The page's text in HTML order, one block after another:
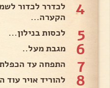
4
לכדרר לכדור
הקערה...
5 לכסות בנילון...
6 מגבת מעל..
7 התפחה עד
8 להוריד אויר עוד